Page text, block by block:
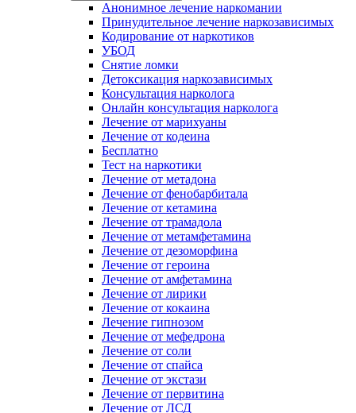
Анонимное лечение наркомании
Принудительное лечение наркозависимых
Кодирование от наркотиков
УБОД
Снятие ломки
Детоксикация наркозависимых
Консультация нарколога
Онлайн консультация нарколога
Лечение от марихуаны
Лечение от кодеина
Бесплатно
Тест на наркотики
Лечение от метадона
Лечение от фенобарбитала
Лечение от кетамина
Лечение от трамадола
Лечение от метамфетамина
Лечение от дезоморфина
Лечение от героина
Лечение от амфетамина
Лечение от лирики
Лечение от кокаина
Лечение гипнозом
Лечение от мефедрона
Лечение от соли
Лечение от спайса
Лечение от экстази
Лечение от первитина
Лечение от ЛСД